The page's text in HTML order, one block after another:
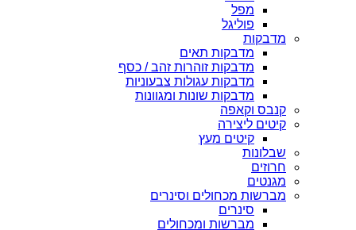
מפל
פוליגל
מדבקות
מדבקות תאים
מדבקות זוהרות זהב / כסף
מדבקות עגולות צבעוניות
מדבקות שונות ומגוונות
קנבס וקאפה
קיטים ליצירה
קיטים מעץ
שבלונות
חרוזים
מגנטים
מברשות מכחולים וסינרים
סינרים
מברשות ומכחולים